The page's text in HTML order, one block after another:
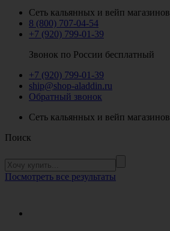
Сеть кальянных и вейп
8 (800) 707-04-54
+7 (920) 799-01-39
Звонок по России бесплатный
+7 (920) 799-01-39
ship@shop-aladdin.ru
Обратный звонок
Сеть кальянных и вейп
Поиск
Посмотреть все результаты